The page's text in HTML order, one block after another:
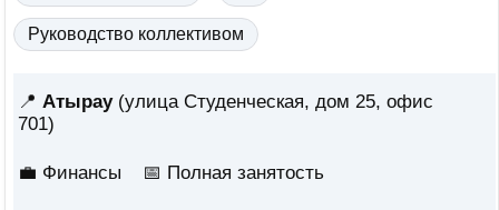
Руководство коллективом
📍 Атырау(улица Студенческая, дом 25, офис
701)
💼 Финансы 📅 Полная занятость